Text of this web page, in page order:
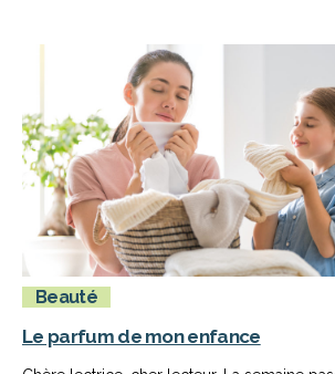
Beauté
Le parfum de mon enfance